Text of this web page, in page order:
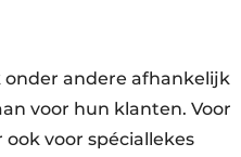
onder andere afhankelijk
voor hun klanten. Voor
voor spéciallekes